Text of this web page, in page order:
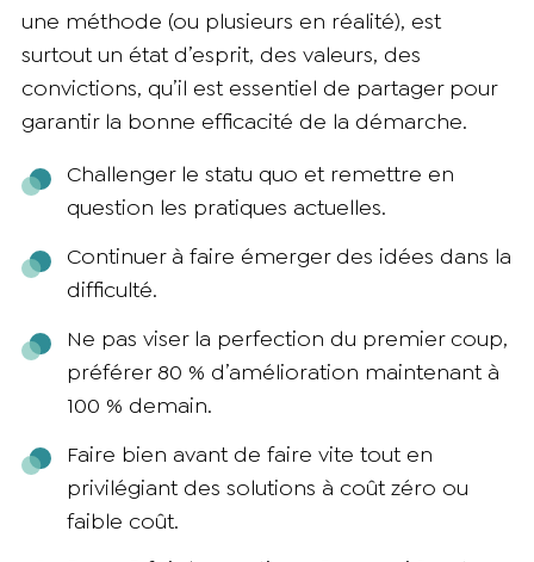
une méthode (ou plusieurs en réalité), est
surtout un état d’esprit, des valeurs, des
convictions, qu’il est essentiel de partager pour
garantir la bonne efficacité de la démarche.
Challenger le statu quo et remettre en
question les pratiques actuelles.
Continuer à faire émerger des idées dans la
difficulté.
Ne pas viser la perfection du premier coup,
préférer 80 % d’amélioration maintenant à
100 % demain.
Faire bien avant de faire vite tout en
privilégiant des solutions à coût zéro ou
faible coût.